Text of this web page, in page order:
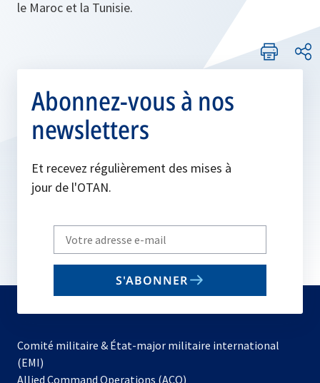
le Maroc et la Tunisie.
Abonnez-vous à nos
newsletters
Et recevez régulièrement des mises à
jour de l'OTAN.
Write
your
email
S'ABONNER
Comité militaire & État-major militaire international
(EMI)
Allied Command Operations (ACO)